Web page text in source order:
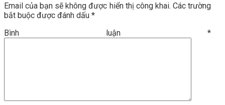
Email của bạn sẽ không được hiển thị công khai. Các trường
bắt buộc được đánh dấu *
Bình luận *